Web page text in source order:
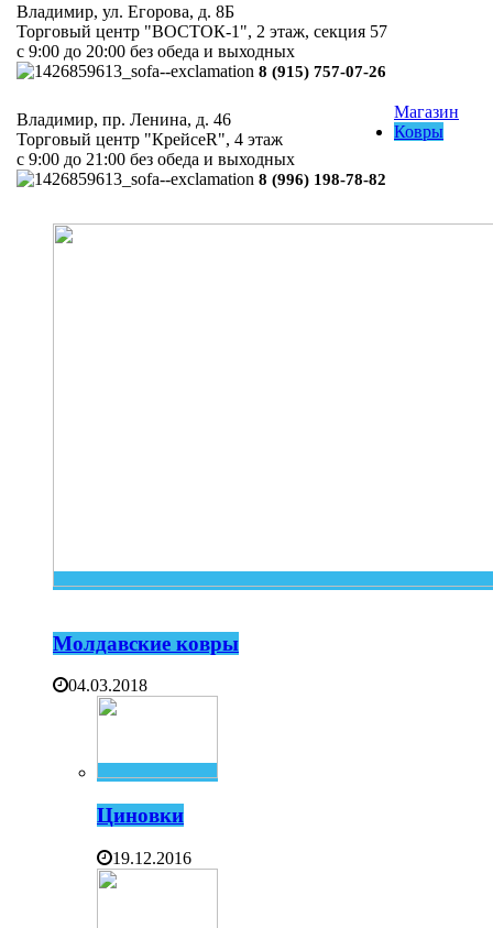
Владимир, ул. Егорова, д. 8Б
Торговый центр "ВОСТОК-1", 2 этаж, секция 57
с 9:00 до 20:00 без обеда и выходных
8 (915) 757-07-26
Владимир, пр. Ленина, д. 46
Торговый центр "КрейсеR", 4 этаж
с 9:00 до 21:00 без обеда и выходных
8 (996) 198-78-82
Магазин
Ковры
Молдавские ковры
04.03.2018
Циновки
19.12.2016